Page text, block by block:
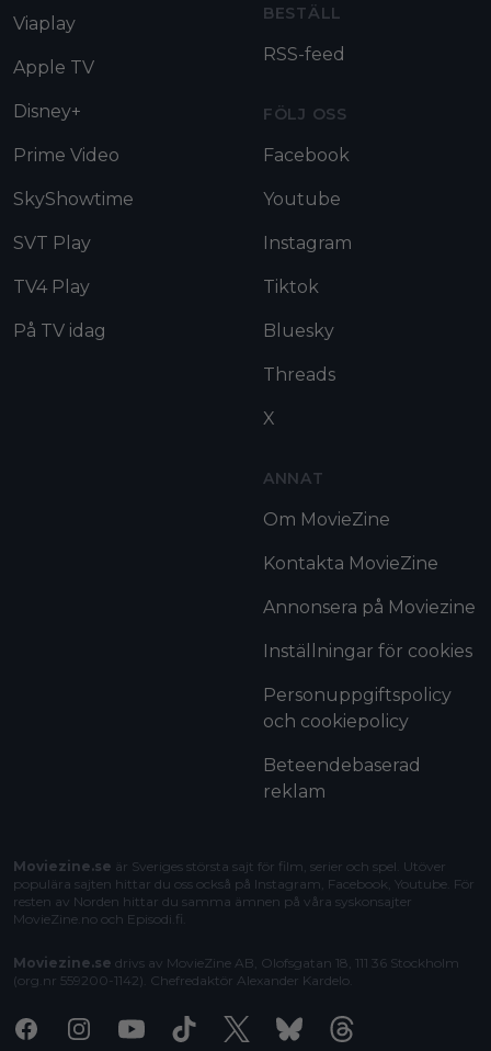
Viaplay
Apple TV
Disney+
Prime Video
SkyShowtime
SVT Play
TV4 Play
På TV idag
BESTÄLL
RSS-feed
FÖLJ OSS
Facebook
Youtube
Instagram
Tiktok
Bluesky
Threads
X
ANNAT
Om MovieZine
Kontakta MovieZine
Annonsera på Moviezine
Inställningar för cookies
Personuppgiftspolicy
och cookiepolicy
Beteendebaserad
reklam
Moviezine.se är Sveriges största sajt för film, serier och spel. Utöver
populära sajten hittar du oss också på Instagram, Facebook, Youtube. För
resten av Norden hittar du samma ämnen på våra syskonsajter
MovieZine.no och Episodi.fi
Moviezine.se drivs av MovieZine AB, Olofsgatan 18, 111 36 Stockholm
(org.nr 559200-1142). Chefredaktör Alexander Kardelo
FacebookInstagramYoutubeTiktok X BlueskyThreads